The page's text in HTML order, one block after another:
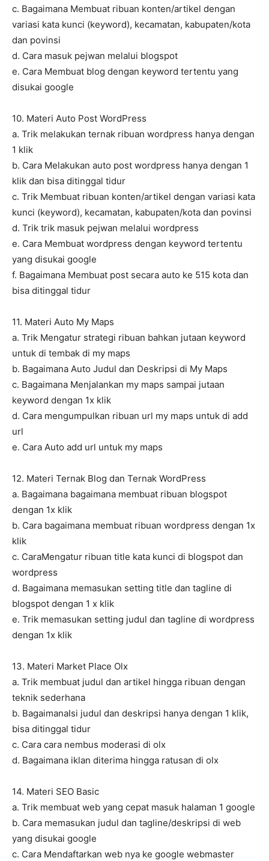
c. Bagaimana Membuat ribuan konten/artikel dengan
variasi kata kunci (keyword), kecamatan, kabupaten/kota
dan povinsi
d. Cara masuk pejwan melalui blogspot
e. Cara Membuat blog dengan keyword tertentu yang
disukai google
10. Materi Auto Post WordPress
a. Trik melakukan ternak ribuan wordpress hanya dengan
1 klik
b. Cara Melakukan auto post wordpress hanya dengan 1
klik dan bisa ditinggal tidur
c. Trik Membuat ribuan konten/artikel dengan variasi kata
kunci (keyword), kecamatan, kabupaten/kota dan povinsi
d. Trik trik masuk pejwan melalui wordpress
e. Cara Membuat wordpress dengan keyword tertentu
yang disukai google
f. Bagaimana Membuat post secara auto ke 515 kota dan
bisa ditinggal tidur
11. Materi Auto My Maps
a. Trik Mengatur strategi ribuan bahkan jutaan keyword
untuk di tembak di my maps
b. Bagaimana Auto Judul dan Deskripsi di My Maps
c. Bagaimana Menjalankan my maps sampai jutaan
keyword dengan 1x klik
d. Cara mengumpulkan ribuan url my maps untuk di add
url
e. Cara Auto add url untuk my maps
12. Materi Ternak Blog dan Ternak WordPress
a. Bagaimana bagaimana membuat ribuan blogspot
dengan 1x klik
b. Cara bagaimana membuat ribuan wordpress dengan 1x
klik
c. CaraMengatur ribuan title kata kunci di blogspot dan
wordpress
d. Bagaimana memasukan setting title dan tagline di
blogspot dengan 1 x klik
e. Trik memasukan setting judul dan tagline di wordpress
dengan 1x klik
13. Materi Market Place Olx
a. Trik membuat judul dan artikel hingga ribuan dengan
teknik sederhana
b. BagaimanaIsi judul dan deskripsi hanya dengan 1 klik,
bisa ditinggal tidur
c. Cara cara nembus moderasi di olx
d. Bagaimana iklan diterima hingga ratusan di olx
14. Materi SEO Basic
a. Trik membuat web yang cepat masuk halaman 1 google
b. Cara memasukan judul dan tagline/deskripsi di web
yang disukai google
c. Cara Mendaftarkan web nya ke google webmaster